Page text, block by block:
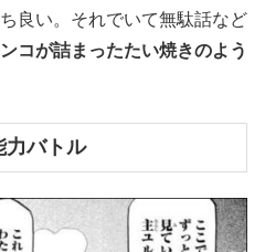
良い。それでいて無駄話など
コが詰まったたい焼きのよう
力バトル